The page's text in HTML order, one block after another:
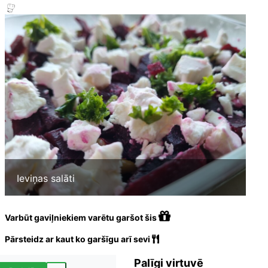
Ieviņas salāti
Varbūt gaviļniekiem varētu garšot šis
Pārsteidz ar kaut ko garšīgu arī sevi
Palīgi virtuvē